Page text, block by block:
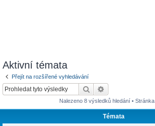
Aktivní témata
Přejít na rozšířené vyhledávání
Hledat
Nalezeno 8 výsledků hledání • Stránka
Témata